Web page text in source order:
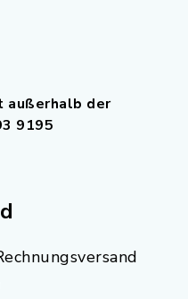
außerhalb der
9195